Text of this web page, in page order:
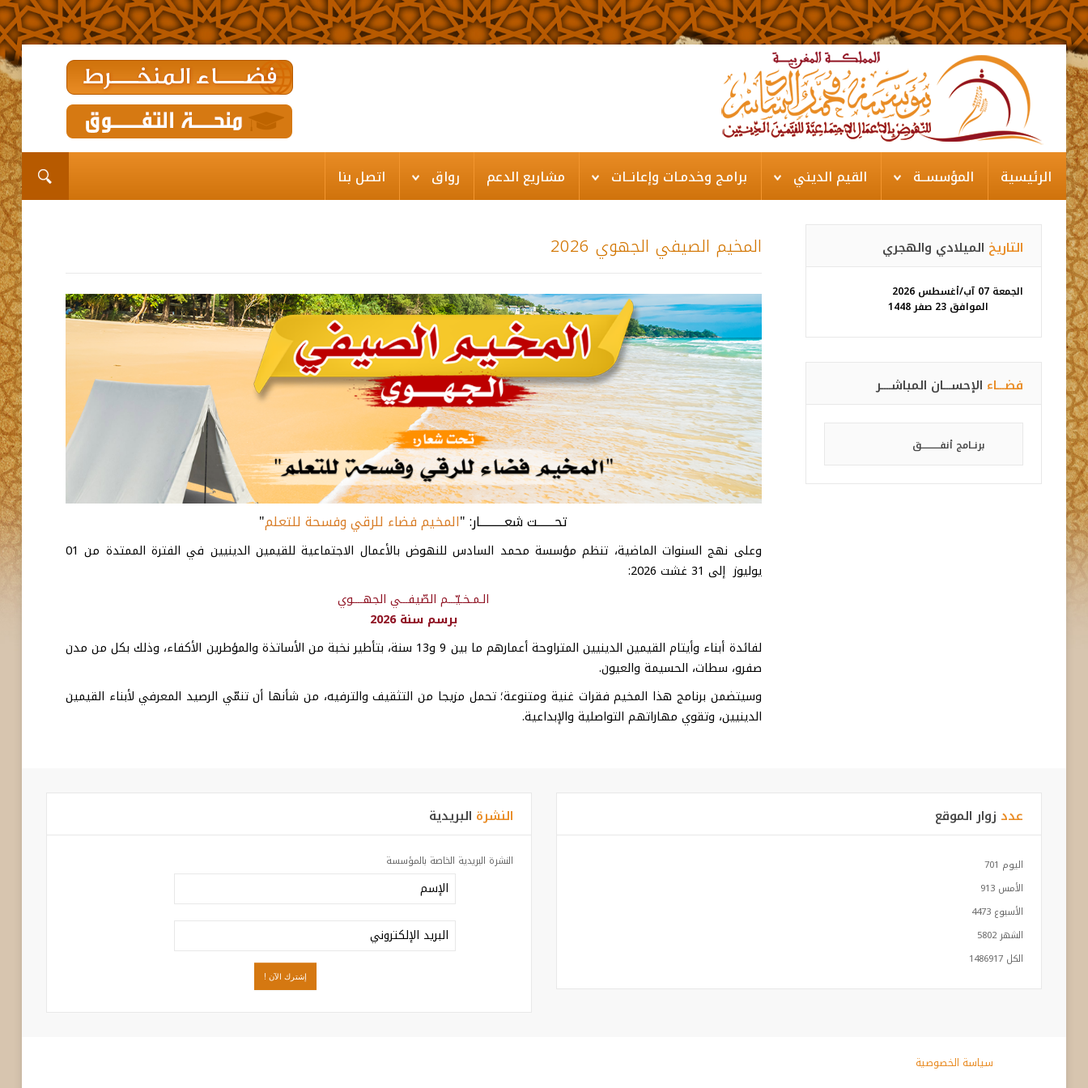
الرئيسية
المؤسســة
القيم الديني
برامـج وخدمـات وإعانــات
مشاريع الدعم
رواق
اتصل بنا
الرئيسية المؤسســة القيم الديني برامـج وخدمـات وإعانــات مشاريع الدعم رواق اتصل بنا
المخيم الصيفي الجهوي 2026
تحـــــــت شعــــــــــار: "المخيم فضاء للرقي وفسحة للتعلم"
وعلى نهج السنوات الماضية، تنظم مؤسسة محمد السادس للنهوض بالأعمال الاجتماعية للقيمين الدينيين في الفترة الممتدة من 01
يوليوز إلى 31 غشت 2026:
الـمـخـيّـــم الصّيفـــي الجهــــوي
برسم سنة 2026
لفائدة أبناء وأيتام القيمين الدينيين المتراوحة أعمارهم ما بين 9 و13 سنة، بتأطير نخبة من الأساتذة والمؤطرين الأكفاء
، وذلك بكل من مدن
صفرو، سطات، الحسيمة والعيون.
وسيتضمن برنامج هذا المخيم فقرات غنية ومتنوعة؛ تحمل مزيجا من التثقيف والترفيه، من شأنها أن تنمّي الرصيد المعرفي لأبناء القيمين
الدينيين، وتقوي مهاراتهم التواصلية والإبداعية.
التاريخ الميلادي والهجري
الجمعة 07 آب/أغسطس 2026
الموافق 23 صفر 1448
فضـــاء الإحســـان المباشــــر
برنــامج أنفـــــــــــق
النشرة البريدية
النشرة البريدية الخاصة بالمؤسسة
عدد زوار الموقع
اليوم 701
الأمس 913
الأسبوع 4473
الشهر5802
الكل 1486917
سياسة الخصوصية